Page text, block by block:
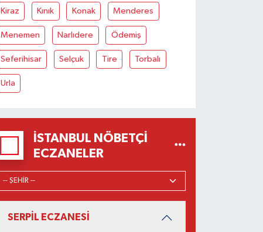
Kiraz Kınık Konak Menderes
Menemen Narlıdere Ödemiş
Seferihisar Selçuk Tire Torbalı
Urla
İSTANBUL NÖBETÇI
ECZANELER
SERPİL ECZANESİ